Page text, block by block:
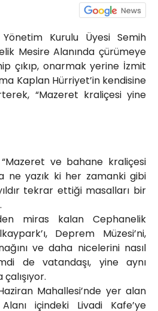
Kurulu Üyesi Semih
Mesire Alanında çürümeye
çıkıp, onarmak yerine İzmit
Kaplan Hürriyet’in kendisine
“Mazeret kraliçesi yine
“Mazeret ve bahane kraliçesi
ne yazık ki her zamanki gibi
tekrar ettiği masalları bir
miras kalan Cephanelik
Deprem Müzesi’ni,
ve daha nicelerini nasıl
de vatandaşı, yine aynı
Mahallesi’nde yer alan
içindeki Livadi Kafe’ye
Akkavaklar Caddesi No:17/4 İzmit-
KOCAELİ
kocaelisokak@gmail.com